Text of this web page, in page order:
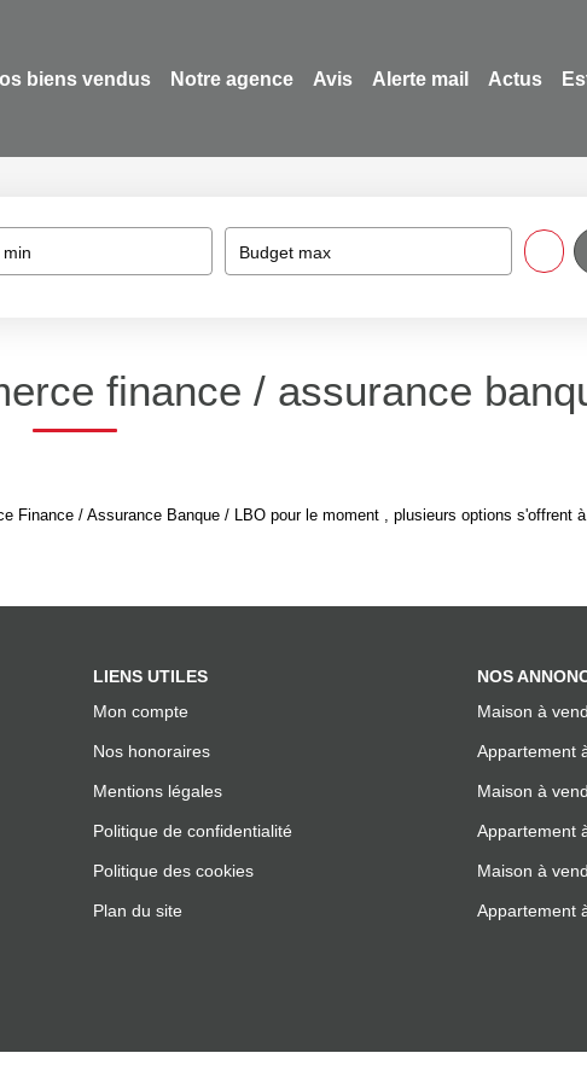
biens vendus Notre agence Avis Alerte mail Actus
Budget max
finance / assurance
Finance / Assurance Banque / LBO pour le moment , plusieurs options s'offrent
LIENS UTILES
Mon compte
Nos honoraires
Mentions légales
Politique de confidentialité
Politique des cookies
Plan du site
NOS
Maison à
Appartement
Maison à
Appartement
Maison à
Appartement